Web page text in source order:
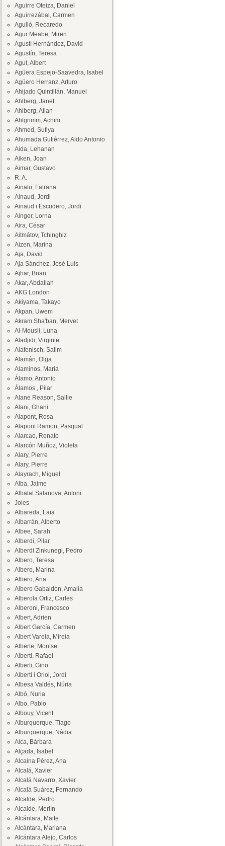
Aguirre Oteiza, Daniel
Aguirrezábal, Carmen
Agulló, Recaredo
Agur Meabe, Miren
Agustí Hernández, David
Agustín, Teresa
Agut, Albert
Agüera Espejo-Saavedra, Isabel
Agüero Herranz, Arturo
Ahijado Quintillán, Manuel
Ahlberg, Janet
Ahlberg, Allan
Ahlgrimm, Achim
Ahmed, Sufiya
Ahumada Gutiérrez, Aldo Antonio
Aida, Lehanan
Aiken, Joan
Aimar, Gustavo
R. A.
Ainatu, Fatrana
Ainaud, Jordi
Ainaud i Escudero, Jordi
Ainger, Lorna
Aira, César
Aitmátov, Tchinghiz
Aizen, Marina
Aja, David
Aja Sánchez, José Luis
Ajhar, Brian
Akar, Abdallah
AKG London
Akiyama, Takayo
Akpan, Uwem
Akram Sha'ban, Mervet
Al-Mousli, Luna
Aladjidi, Virginie
Alafenisch, Salim
Alamán, Olga
Alaminos, María
Álamo, Antonio
Álamos , Pilar
Alane Reason, Sallie
Alani, Ghani
Alapont, Rosa
Alapont Ramon, Pasqual
Alarcao, Renato
Alarcón Muñoz, Violeta
Alary, Pierre
Alary, Pierre
Alayrach, Miguel
Alba, Jaime
Albalat Salanova, Antoni
Joles
Albareda, Laia
Albarrán, Alberto
Albee, Sarah
Alberdi, Pilar
Alberdi Zinkunegi, Pedro
Albero, Teresa
Albero, Marina
Albero, Ana
Albero Gabaldón, Amalia
Alberola Ortiz, Carles
Alberoni, Francesco
Albert, Adrien
Albert García, Carmen
Albert Varela, Mireia
Alberte, Montse
Alberti, Rafael
Alberti, Gino
Albertí i Oriol, Jordi
Albesa Valdés, Núria
Albó, Nuria
Albo, Pablo
Albouy, Vicent
Alburquerque, Tiago
Alburquerque, Nádia
Alca, Bárbara
Alçada, Isabel
Alcaina Pérez, Ana
Alcalá, Xavier
Alcalá Navarro, Xavier
Alcalá Suárez, Fernando
Alcalde, Pedro
Alcalde, Merlín
Alcántara, Maite
Alcántara, Mariana
Alcántara Alejo, Carlos